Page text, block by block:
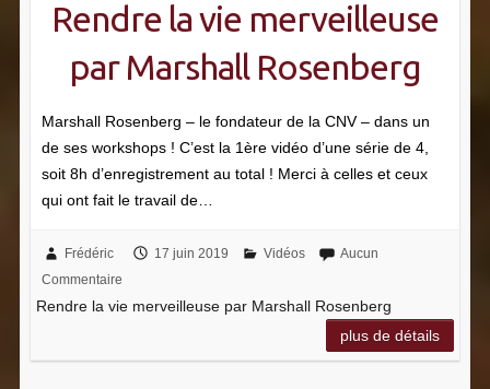
Rendre la vie merveilleuse
par Marshall Rosenberg
Marshall Rosenberg – le fondateur de la CNV – dans un
de ses workshops ! C’est la 1ère vidéo d’une série de 4,
soit 8h d’enregistrement au total ! Merci à celles et ceux
qui ont fait le travail de…
Frédéric 17 juin 2019 Vidéos
Aucun
Commentaire
Rendre la vie merveilleuse par Marshall Rosenberg
plus de détails